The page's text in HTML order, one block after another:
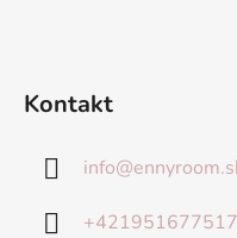
Kontakt
info@
+421951677517